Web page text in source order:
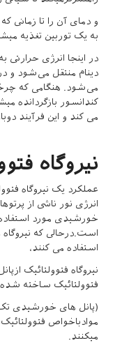
و دمای آن را تا زمانی
به یک توربین تغذیه
در اینجا انرژی
دینام منتقل می‌شود و
می‌شود. هنگامی که
کندانسور بازگردانده
می کند و این فرآیند
نیروگاه
عملکرد یک نیروگاه
انرژی نور ناشی از
خورشیدی مورد
است.درحالی که
استفاده می کنند،
نیروگاه فتوولتائیک
فتوولتائیک ساخته
(پانل های خورشیدی تک
موادباخواص
میکنند.